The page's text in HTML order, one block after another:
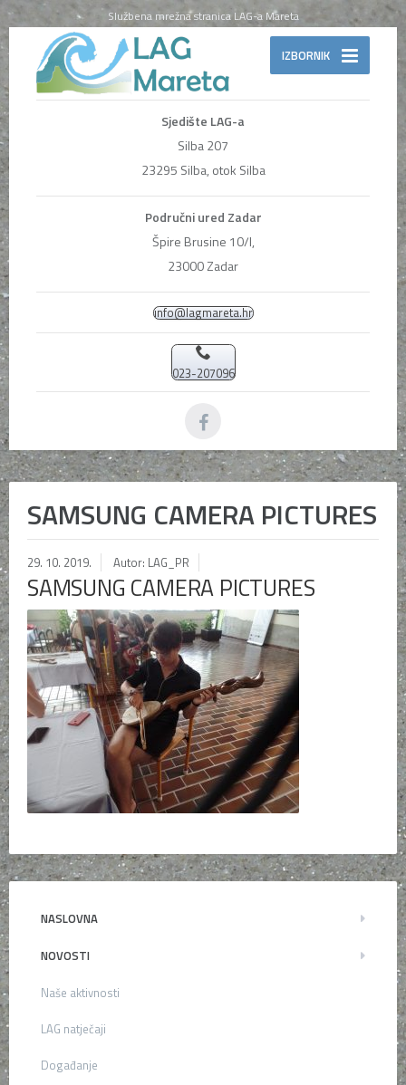
Službena mrežna stranica LAG-a Mareta
IZBORNIK
Sjedište LAG-a
Silba 207
23295 Silba, otok Silba
Područni ured Zadar
Špire Brusine 10/I,
23000 Zadar
info@lagmareta.hr
023-207096
SAMSUNG CAMERA PICTURES
29. 10. 2019. Autor: LAG_PR
SAMSUNG CAMERA PICTURES
NASLOVNA
NOVOSTI
Naše aktivnosti
LAG natječaji
Događanje